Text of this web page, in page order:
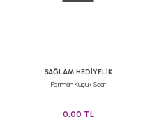
SAĞLAM HEDİYELİK
Ferman Küçük Saat
0,00 TL